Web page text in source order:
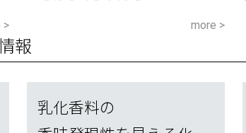
> more >
報
乳化香料の